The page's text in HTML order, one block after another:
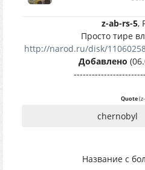
z-ab-rs-5,
Просто тире
http://narod.ru/disk/
Добавлено
Quote(
chernobyl
Название с